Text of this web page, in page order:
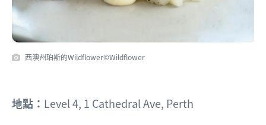
西澳州珀斯的Wildflower©Wildflower
地點： Level 4, 1 Cathedral Ave, Perth